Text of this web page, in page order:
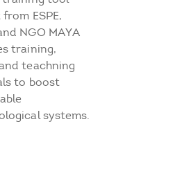
ESPE,
NGO MAYA
training,
teachning
to boost
systems.